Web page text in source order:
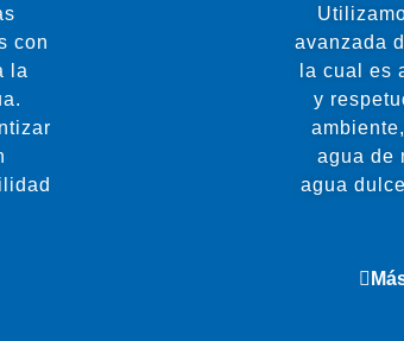
con
la
avanzada
la cual es
y
agua de
agua